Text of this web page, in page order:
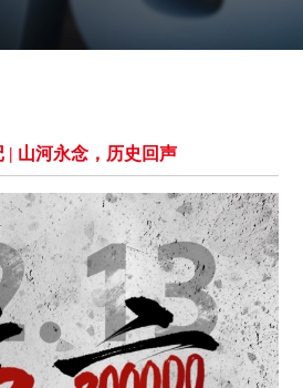
| 山河永念，历史回声